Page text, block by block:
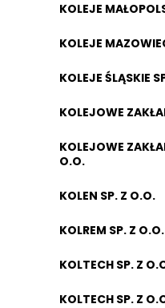
KOLEJE
KOLEJE
KOLEJE ŚLĄSKIE
KOLEJOWE
KOLEJOWE
O.O.
KOLEN SP. Z O.O.
KOLREM SP. Z
KOLTECH SP. Z
KOLTECH SP. Z